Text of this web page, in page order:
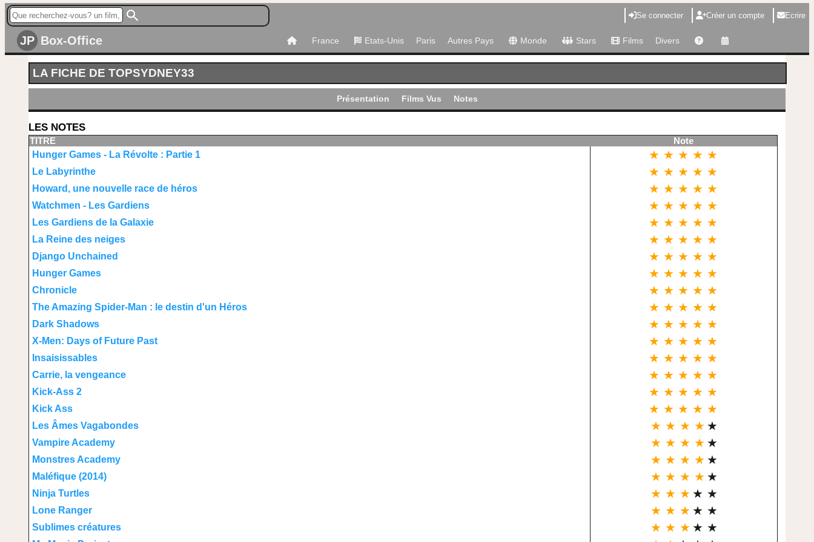
Se connecter Créer un compte Ecrire
JP Box-Office France Etats-Unis Paris Autres Pays Monde Stars Films Divers
LA FICHE DE TOPSYDNEY33
Présentation Films Vus Notes
LES NOTES
TITRE Note
Hunger Games - La Révolte : Partie 1 ★ ★ ★ ★ ★
Le Labyrinthe ★ ★ ★ ★ ★
Howard, une nouvelle race de héros ★ ★ ★ ★ ★
Watchmen - Les Gardiens ★ ★ ★ ★ ★
Les Gardiens de la Galaxie ★ ★ ★ ★ ★
La Reine des neiges ★ ★ ★ ★ ★
Django Unchained ★ ★ ★ ★ ★
Hunger Games ★ ★ ★ ★ ★
Chronicle ★ ★ ★ ★ ★
The Amazing Spider-Man : le destin d'un Héros ★ ★ ★ ★ ★
Dark Shadows ★ ★ ★ ★ ★
X-Men: Days of Future Past ★ ★ ★ ★ ★
Insaisissables ★ ★ ★ ★ ★
Carrie, la vengeance ★ ★ ★ ★ ★
Kick-Ass 2 ★ ★ ★ ★ ★
Kick Ass ★ ★ ★ ★ ★
Les Âmes Vagabondes ★ ★ ★ ★ ★
Vampire Academy ★ ★ ★ ★ ★
Monstres Academy ★ ★ ★ ★ ★
Maléfique (2014) ★ ★ ★ ★ ★
Ninja Turtles ★ ★ ★ ★ ★
Lone Ranger ★ ★ ★ ★ ★
Sublimes créatures ★ ★ ★ ★ ★